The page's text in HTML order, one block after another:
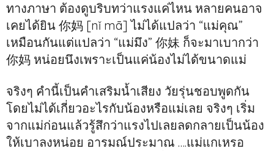
ทางภาษา ต้องดูบริบทว่าแรงแค่ไหน หลายคนอาจ
เคยได้ยิน 你妈 [nǐ mā] ไม่ได้แปลว่า “แม่คุณ”
เหมือนกันแต่แปลว่า “แม่มึง” 你妹 ก็จะมาเบากว่า
你妈 หน่อยนึงเพราะเป็นแค่น้องไม่ได้ขนาดแม่
จริงๆ คำนี้เป็นคำเสริมน้ำเสียง วัยรุ่นชอบพูดกัน
โดยไม่ได้เกี่ยวอะไรกับน้องหรือแม่เลย จริงๆ เริ่ม
จากแม่ก่อนแล้วรู้สึกว่าแรงไปเลยลดกลายเป็นน้อง
ให้เบาลงหน่อย อารมณ์ประมาณ ….แม่แกเหรอ